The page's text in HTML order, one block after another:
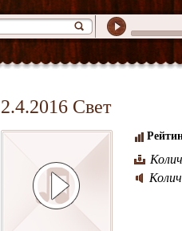
2.4.2016 Свет